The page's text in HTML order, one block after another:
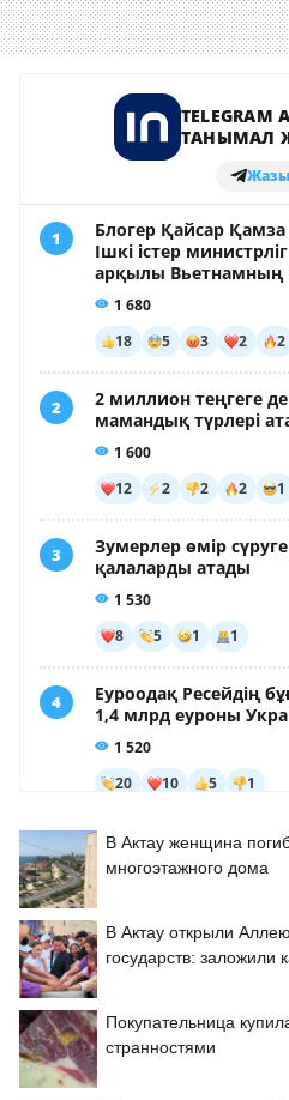
В Актау женщина
многоэтажного дома
В Актау открыли
государств: заложили
Покупательница
странностями